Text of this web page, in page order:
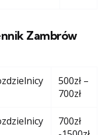
Zambrów
500zł –
700zł
700zł